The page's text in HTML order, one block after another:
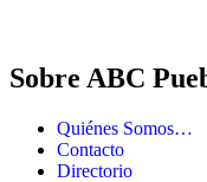
Sobre ABC
Quiénes Somos…
Contacto
Directorio